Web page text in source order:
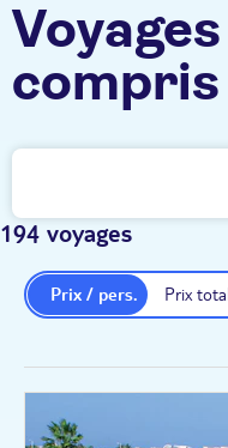
de
194 voyages
Prix
Prix / pers.